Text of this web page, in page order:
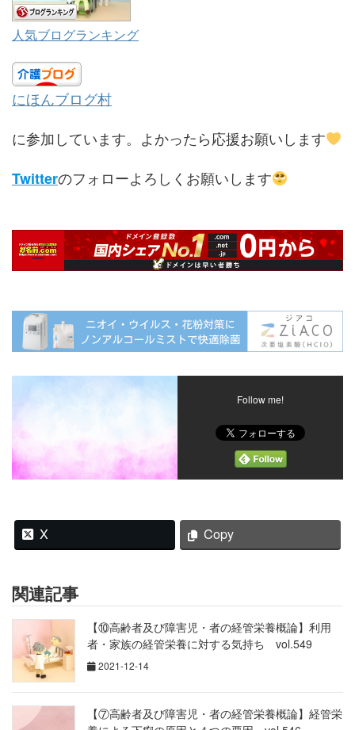
人気ブログランキング
にほんブログ村
に参加しています。よかったら応援お願いします
Twitterのフォローよろしくお願いします
Follow me!
X Copy
関連記事
【⑩高齢者及び障害児・者の経管栄養概論】利用
者・家族の経管栄養に対する気持ち vol.549
2021-12-14
【⑦高齢者及び障害児・者の経管栄養概論】経管栄